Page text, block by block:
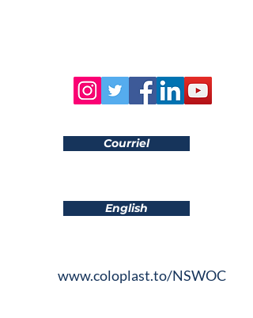
Courriel
English
www.coloplast.to/NSWOC